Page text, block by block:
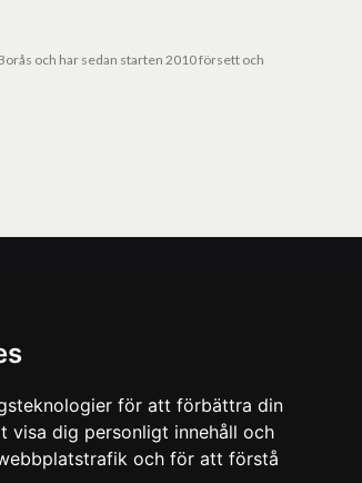
för att förbättra din
visa dig personligt innehåll och
och för att förstå
och har sedan starten 2010 försett och
av våra nyheter och kampanjer. Fyll i din
Prenumerera